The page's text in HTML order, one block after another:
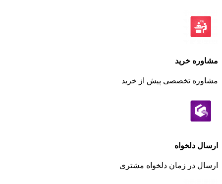
مشاوره خرید
مشاوره تخصصی پیش از خرید
ارسال دلخواه
ارسال در زمان دلخواه مشتری